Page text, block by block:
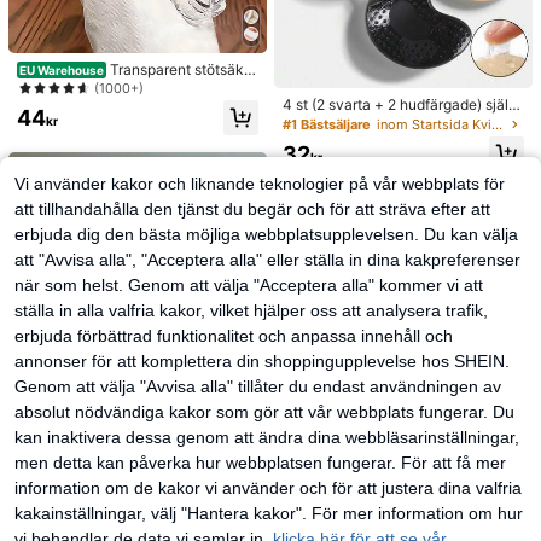
EU Warehouse Transparent stötsäker
t mobilskal med magnetisk adsorpti
17 Pro Max/17 Pro/17 Air/17/16 Pro
Max/15 Pro/15 Plus/15/14 Pro Max/
3 Pro/13 Mini/12 Pro Max/12/12 Pr
o/12 Mini/11/11 Pro/11 Pro Max/Xs/
X/Xr/Xs Max/7 Plus/8 Plus/7g/8g, st
ötsäkra hörn, kompatibelt med, vår
present, födelsedag, professionell, s
(1000+)
44kr
2 st enkla stora vågformade hårban
d för kvinnor, makeup-hårband, pla
#1 Bästsäljare
4 st (2 svarta + 2 hudfärgade) själv
häftande osynliga bh-kuddar i silik
on, axelbandslösa och rygglösa sa
mlande bröstkorgskupor för bröllop,
off-shoulder och tärnfest
#1 Bästsäljare inom Startsida Kvinnors klibbiga BH
32kr
Vi använder kakor och liknande teknologier på vår webbplats för
att tillhandahålla den tjänst du begär och för att sträva efter att
erbjuda dig den bästa möjliga webbplatsupplevelsen. Du kan välja
att "Avvisa alla", "Acceptera alla" eller ställa in dina kakpreferenser
när som helst. Genom att välja "Acceptera alla" kommer vi att
ställa in alla valfria kakor, vilket hjälper oss att analysera trafik,
erbjuda förbättrad funktionalitet och anpassa innehåll och
annonser för att komplettera din shoppingupplevelse hos SHEIN.
Genom att välja "Avvisa alla" tillåter du endast användningen av
absolut nödvändiga kakor som gör att vår webbplats fungerar. Du
kan inaktivera dessa genom att ändra dina webbläsarinställningar,
men detta kan påverka hur webbplatsen fungerar. För att få mer
information om de kakor vi använder och för att justera dina valfria
kakainställningar, välj "Hantera kakor". För mer information om hur